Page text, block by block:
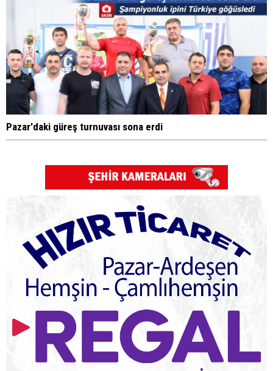
Pazar'daki güreş turnuvası sona erdi